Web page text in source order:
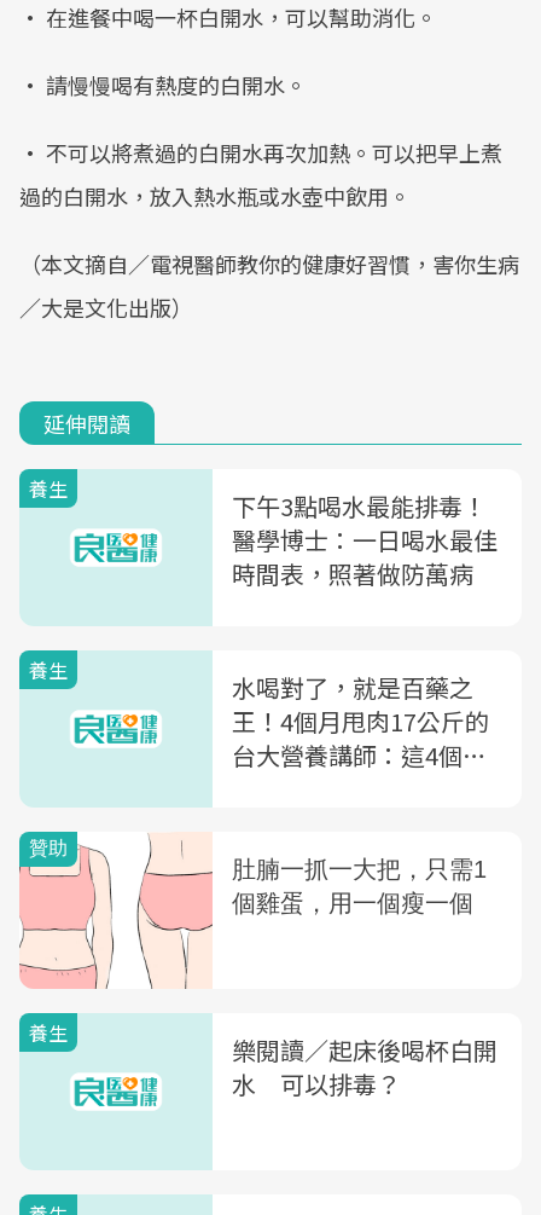
• 在進餐中喝一杯白開水，可以幫助消化。
• 請慢慢喝有熱度的白開水。
• 不可以將煮過的白開水再次加熱。可以把早上煮
過的白開水，放入熱水瓶或水壺中飲用。
（本文摘自／電視醫師教你的健康好習慣，害你生病
／大是文化出版）
延伸閱讀
養生
下午3點喝水最能排毒！
醫學博士：一日喝水最佳
時間表，照著做防萬病
養生
水喝對了，就是百藥之
王！4個月甩肉17公斤的
台大營養講師：這4個時
養生
樂閱讀／起床後喝杯白開
水 可以排毒？